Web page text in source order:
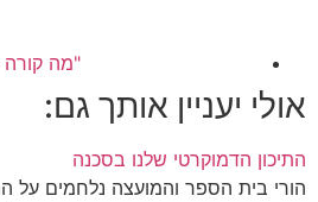
"מה קורה
אולי יעניין אותך גם:
התיכון הדמוקרטי שלנו בסכנה
הורי בית הספר והמועצה נלחמים על